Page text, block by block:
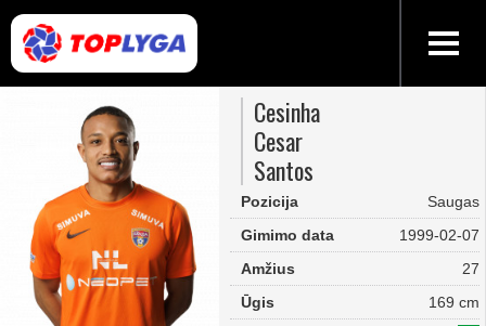
Cesinha
Cesar
Santos
Pozicija
Saugas
Gimimo data
1999-02-07
Amžius
27
Ūgis
169 cm